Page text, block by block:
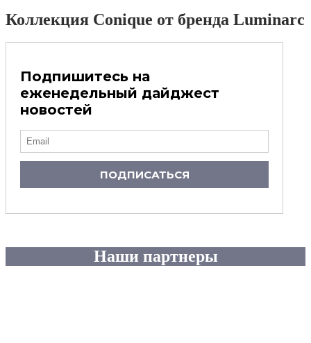
Коллекция Conique от бренда Luminarc
Подпишитесь на
еженедельный дайджест
новостей
ПОДПИСАТЬСЯ
Наши партнеры